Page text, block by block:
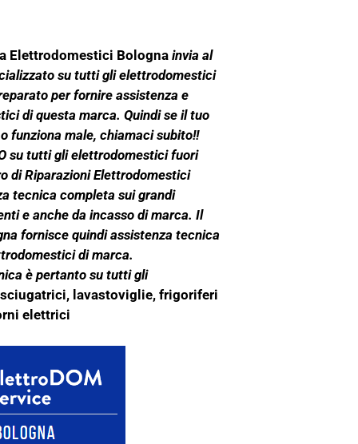
Elettrodomestici Bolognainvia al
su tutti gli elettrodomestici
per fornire assistenza e
di questa marca. Quindi se il tuo
funziona male, chiamaci subito!!
su tutti gli elettrodomestici fuori
di Riparazioni Elettrodomestici
tecnica completa sui grandi
e anche da incasso di marca. Il
fornisce quindi assistenza tecnica
di marca.
è pertanto su tutti gli
lavastoviglie, frigoriferi
elettrici